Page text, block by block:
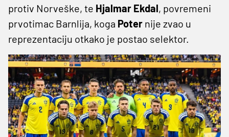
protiv Norveške, te Hjalmar Ekdal, povremeni
prvotimac Barnlija, koga Poter nije zvao u
reprezentaciju otkako je postao selektor.